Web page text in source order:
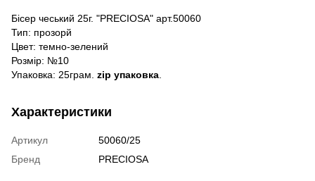
Бісер чеський 25г. "PRECIOSA" арт.50060
Тип: прозорй
Цвет: темно-зелений
Розмір: №10
Упаковка: 25грам. zip упаковка
Характеристики
Артикул
50060/25
Бренд
PRECIOSA